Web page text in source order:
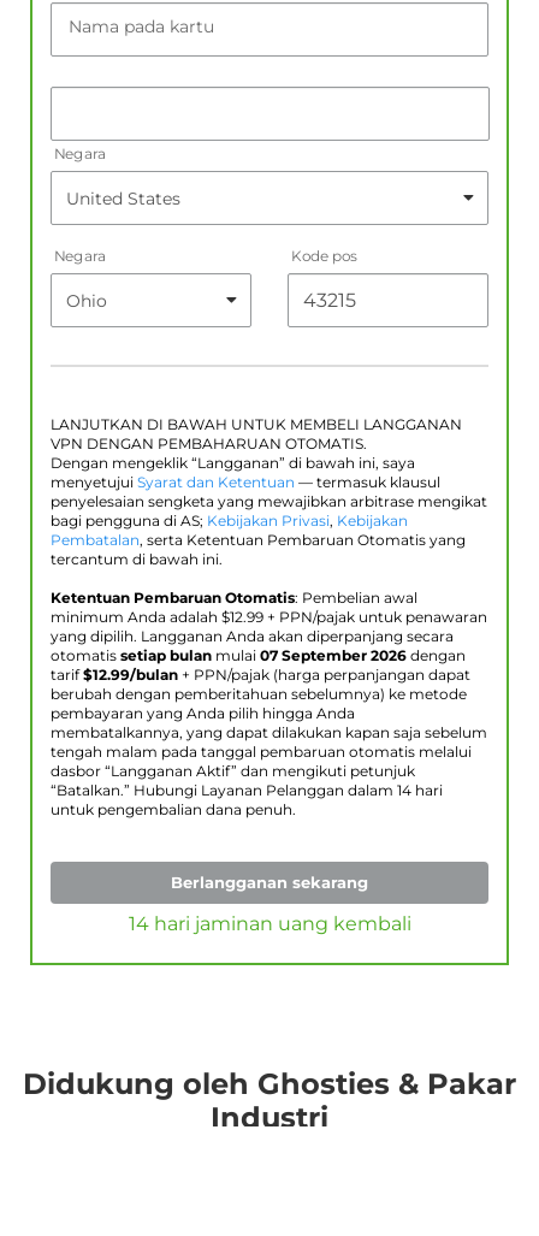
Nama pada kartu
Negara
Negara Kode pos
LANJUTKAN DI BAWAH UNTUK MEMBELI LANGGANAN
VPN DENGAN PEMBAHARUAN OTOMATIS.
Dengan mengeklik “Langganan” di bawah ini, saya
menyetujui Syarat dan Ketentuan — termasuk klausul
penyelesaian sengketa yang mewajibkan arbitrase mengikat
bagi pengguna di AS; Kebijakan Privasi, Kebijakan
Pembatalan, serta Ketentuan Pembaruan Otomatis yang
tercantum di bawah ini.
Ketentuan Pembaruan Otomatis: Pembelian awal
minimum Anda adalah $12.99 + PPN/pajak untuk penawaran
yang dipilih. Langganan Anda akan diperpanjang secara
otomatis setiap bulan mulai 07 September 2026 dengan
tarif$12.99/bulan + PPN/pajak (harga perpanjangan dapat
berubah dengan pemberitahuan sebelumnya) ke metode
pembayaran yang Anda pilih hingga Anda
membatalkannya, yang dapat dilakukan kapan saja sebelum
tengah malam pada tanggal pembaruan otomatis melalui
dasbor “Langganan Aktif” dan mengikuti petunjuk
“Batalkan.” Hubungi Layanan Pelanggan dalam 14 hari
untuk pengembalian dana penuh.
Berlangganan sekarang
14 hari jaminan uang kembali
Didukung oleh Ghosties & Pakar
Industri